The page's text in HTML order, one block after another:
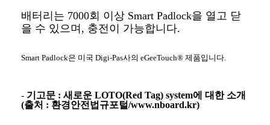
배터리는 7000회 이상 Smart Padlock을 열고 닫
을 수 있으며, 충전이 가능합니다.
Smart Padlock은 미국 Digi-Pas사의 eGeeTouch® 제품입니다.
- 기고문 : 새로운 LOTO(Red Tag) system에 대한 소개
(출처 : 환경안전법규포털/www.nboard.kr)